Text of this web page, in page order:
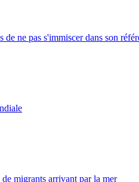
ne pas s'immiscer dans son
migrants arrivant par la mer